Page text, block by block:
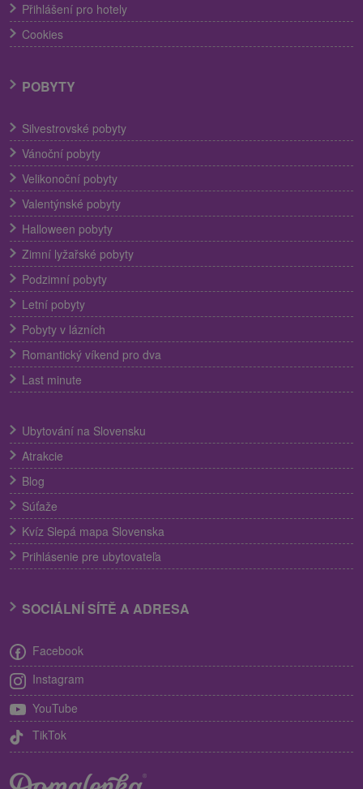
Přihlášení pro hotely
Cookies
POBYTY
Silvestrovské pobyty
Vánoční pobyty
Velikonoční pobyty
Valentýnské pobyty
Halloween pobyty
Zimní lyžařské pobyty
Podzimní pobyty
Letní pobyty
Pobyty v lázních
Romantický víkend pro dva
Last minute
Ubytování na Slovensku
Atrakcie
Blog
Súťaže
Kvíz Slepá mapa Slovenska
Prihlásenie pre ubytovateľa
SOCIÁLNÍ SÍTĚ A ADRESA
Facebook
Instagram
YouTube
TikTok